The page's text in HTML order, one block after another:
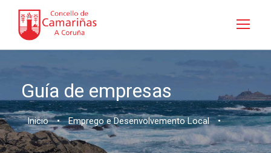
Guía de empresas
Inicio • Emprego e Desenvolvemento Local •